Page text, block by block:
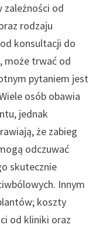
zależności od
rodzaju
konsultacji do
może trwać od
pytaniem jest
osób obawia
jednak
że zabieg
odczuwać
skutecznie
Innym
koszty
od kliniki oraz